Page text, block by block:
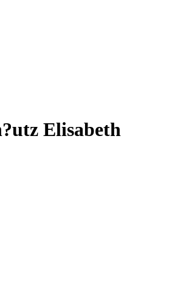
Elisabeth